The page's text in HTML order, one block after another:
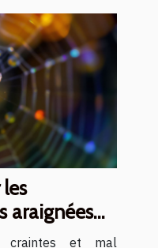
araignées
craintes et mal